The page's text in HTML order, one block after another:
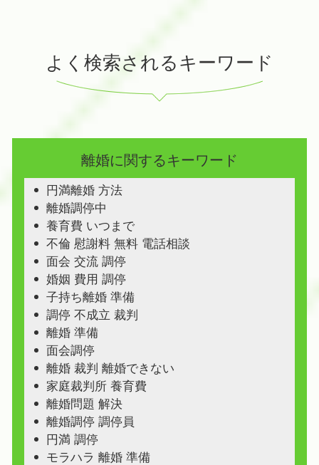
よく検索されるキーワード
離婚に関するキーワード
円満離婚 方法
離婚調停中
養育費 いつまで
不倫 慰謝料 無料 電話相談
面会 交流 調停
婚姻 費用 調停
子持ち離婚 準備
調停 不成立 裁判
離婚 準備
面会調停
離婚 裁判 離婚できない
家庭裁判所 養育費
離婚問題 解決
離婚調停 調停員
円満 調停
モラハラ 離婚 準備